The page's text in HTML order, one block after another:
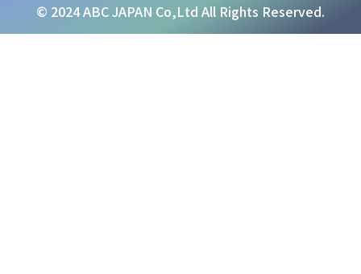
© 2024 ABC JAPAN Co,Ltd All Rights Reserved.